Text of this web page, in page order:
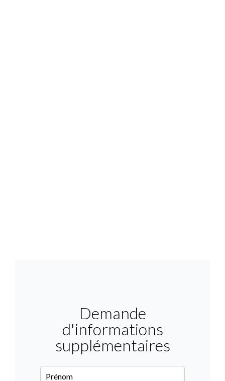
Demande
d'informations
supplémentaires